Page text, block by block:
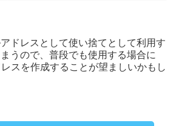
ドレスとして使い捨てとして利用す
うので、普段でも使用する場合に
スを作成することが望ましいかもし